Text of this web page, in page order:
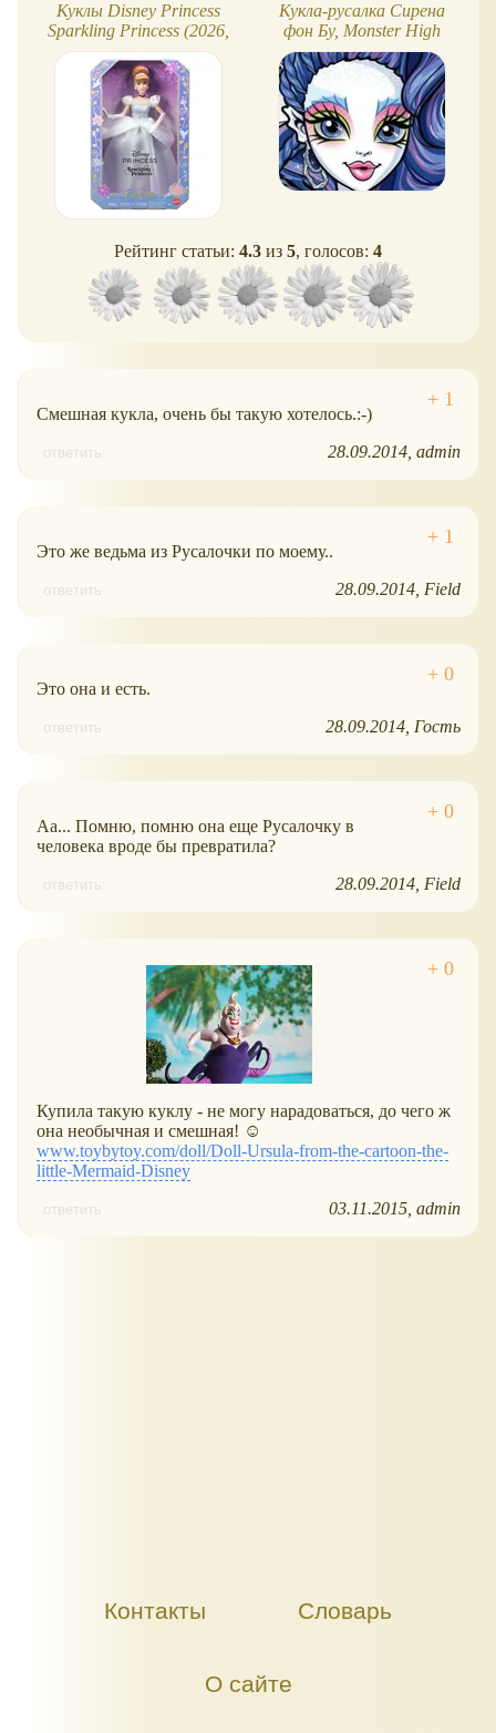
Куклы Disney Princess
Sparkling Princess (2026,
Mattel)
Кукла-русалка Сирена
фон Бу, Monster High
Рейтинг статьи: 4.3 из 5, голосов: 4
Смешная кукла, очень бы такую хотелось.:-)
ответить 28.09.2014 admin
Это же ведьма из Русалочки по моему..
ответить 28.09.2014 Field
Это она и есть.
ответить 28.09.2014 Гость
Аа... Помню, помню она еще Русалочку в
человека вроде бы превратила?
ответить 28.09.2014 Field
Купила такую куклу - не могу нарадоваться, до чего ж
она необычная и смешная! ☺
www.toybytoy.com/doll/Doll-Ursula-from-the-cartoon-the-
little-Mermaid-Disney
ответить 03.11.2015 admin
Контакты Словарь
О сайте